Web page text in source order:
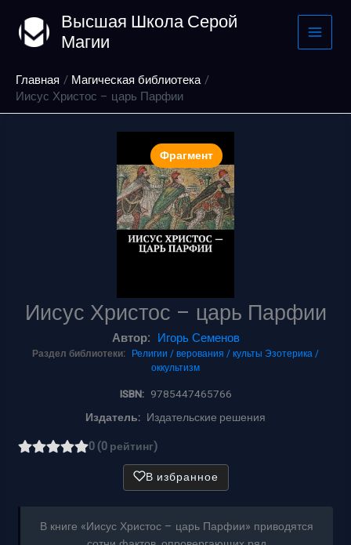
содержимому
Высшая Школа Серой
Магии
Главная
Магическая библиотека
Иисус Христос – царь Парфии
Фрагмент
Иисус Христос – царь Парфии
Автор: Игорь Семенов
Раздел библиотеки: Религии / верования / культы Эзотерика /
оккультизм
ISBN: 9785447465766
Издатель: Издательские решения
0 (0 рейтинг)
В избранное
В книге «Иисус Христос – царь Парфии» приводятся